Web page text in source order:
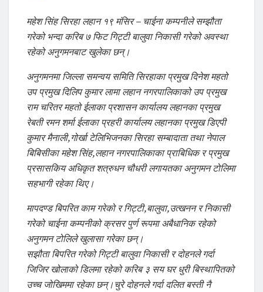
महेश सिंह सिरहा लहान १९ मंसिर – चाईना कम्पनीले सम्झौता
गरेको भन्दा करिब ७ फिट गिट्टी बालुवा निकासी गरेको अवस्था
रहेको अनुगमनबाट खुलेका छन्।
अनुगमनमा जिल्ला समन्वय समिति सिरहाका प्रमुख दिनेश महतो
उप प्रमुख दिलिप कुमार लामा लहान नगरपालिकाको उप प्रमुख
राम चरितर महतो ईलाका प्रशासन कार्यालय लहानका प्रमुख
रेबती रमन शर्मा ईलाका प्रहरी कार्यालय लहानका प्रमुख डिएपी
कुमार मैनाली,गोर्खा टेलिभिजनका सिरहा सम्बादाता तथा नेपाल
बिबिसीका महेश सिंह,लहान नगरपालिकाका प्राबिधिक र प्रमुख
प्रसासकिय अधिकृत शत्रुधन चौधरी लगायतका अनुगमन टोलिमा
सहभागी रहेका थिए।
मापदण्ड बिपरित काम गरेको र गिट्टी,बालुवा,उत्खनन र निकासी
गरेको चाईना कम्पनीको क्रसर पुर्ण रूपमा अबैधानिक रहेको
अनुगमन टोलिले खुलासा गरेका छन्।
सझौता बिपरित गरेको गिट्टी बालुवा निकासी र दोहनले गर्दा
जिजिर खोलाको डिलमा रहेको करिब ३ सय घर धुरी बिस्थापितको
उच्च जोखिममा रहेका छन्।चुरे दोहनले गर्दा दलित बस्ती नै